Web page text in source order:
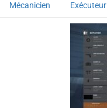
Mécanicien Exécuteur